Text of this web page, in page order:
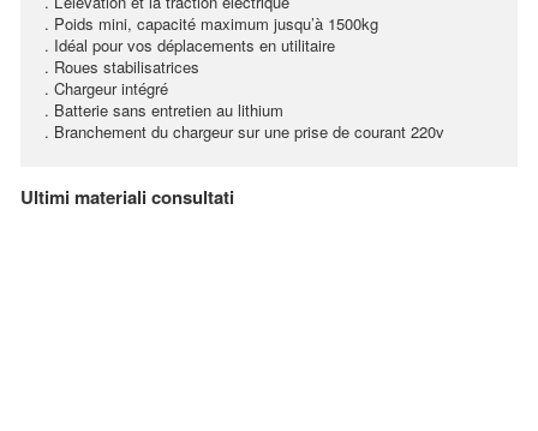
. Poids mini, capacité maximum jusqu’à 1500kg
. Idéal pour vos déplacements en utilitaire
. Roues stabilisatrices
. Chargeur intégré
. Batterie sans entretien au lithium
. Branchement du chargeur sur une prise de courant 220v
Ultimi materiali consultati